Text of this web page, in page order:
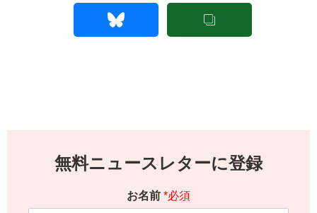
無料ニュースレターに登録
お名前 *必須